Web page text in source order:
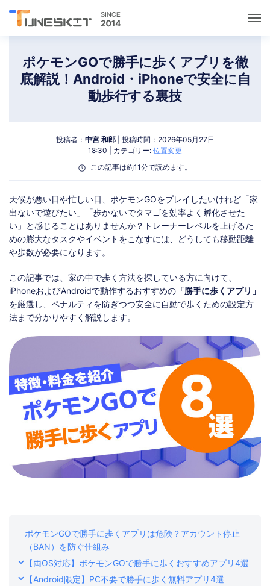
ユーティリティ
ポケモンGOガイド
サポート
ストア ダウンロード
ポケモンGOで勝手に歩くアプリを徹
底解説！Android・iPhoneで安全に自
動歩行する裏技
投稿者： 中宮 和郎| 投稿時間：2026年05月27日
18:30 | カテゴリー: 位置変更
この記事は約11分で読めます。
天候が悪い日や忙しい日、ポケモンGOをプレイしたいけれど「家
出ないで遊びたい」「歩かないでタマゴを効率よく孵化させた
い」と感じることはありませんか？トレーナーレベルを上げるた
めの膨大なタスクやイベントをこなすには、どうしても移動距離
や歩数が必要になります。
この記事では、家の中で歩く方法を探している方に向けて、
iPhoneおよびAndroidで動作するおすすめの 「勝手に歩くアプリ」
を厳選し、ペナルティを防ぎつつ安全に自動で歩くための設定方
法まで分かりやすく解説します。
ポケモンGOで勝手に歩くアプリは危険？アカウント停止
（BAN）を防ぐ仕組み
【両OS対応】ポケモンGOで勝手に歩くおすすめアプリ4選
【Android限定】PC不要で勝手に歩く無料アプリ4選